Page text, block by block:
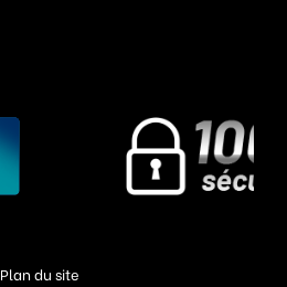
Plan du site